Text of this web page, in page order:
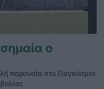
ο
παρουσία στο Παγκόσμιο